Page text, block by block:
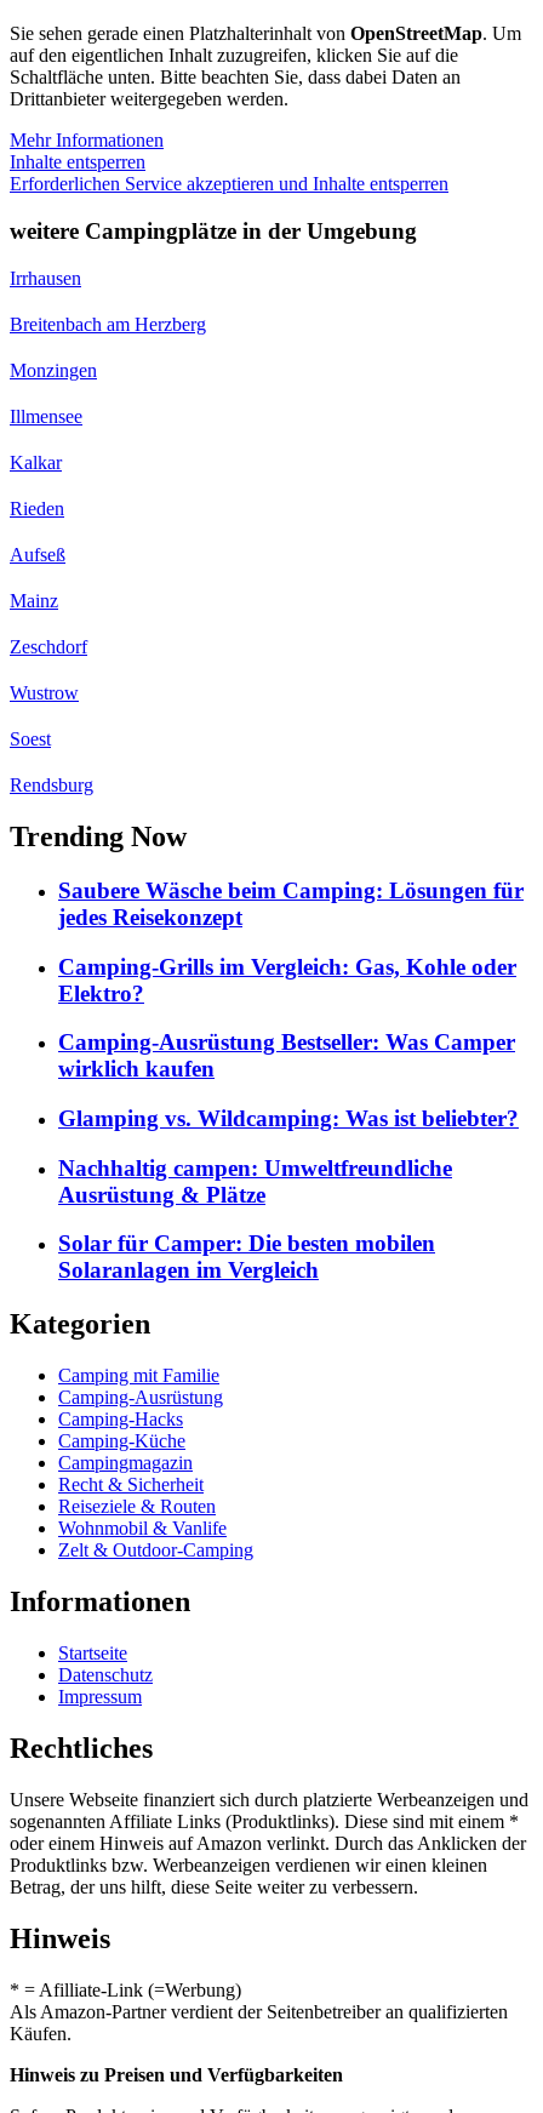
Sie sehen gerade einen Platzhalterinhalt von OpenStreetMap. Um
auf den eigentlichen Inhalt zuzugreifen, klicken Sie auf die
Schaltfläche unten. Bitte beachten Sie, dass dabei Daten an
Drittanbieter weitergegeben werden.
Mehr Informationen
Inhalte entsperren
Erforderlichen Service akzeptieren und Inhalte entsperren
weitere Campingplätze in der Umgebung
Irrhausen
Breitenbach am Herzberg
Monzingen
Illmensee
Kalkar
Rieden
Aufseß
Mainz
Zeschdorf
Wustrow
Soest
Rendsburg
Trending Now
Saubere Wäsche beim Camping: Lösungen für
jedes Reisekonzept
Camping-Grills im Vergleich: Gas, Kohle oder
Elektro?
Camping-Ausrüstung Bestseller: Was Camper
wirklich kaufen
Glamping vs. Wildcamping: Was ist beliebter?
Nachhaltig campen: Umweltfreundliche
Ausrüstung & Plätze
Solar für Camper: Die besten mobilen
Solaranlagen im Vergleich
Kategorien
Camping mit Familie
Camping-Ausrüstung
Camping-Hacks
Camping-Küche
Campingmagazin
Recht & Sicherheit
Reiseziele & Routen
Wohnmobil & Vanlife
Zelt & Outdoor-Camping
Informationen
Startseite
Datenschutz
Impressum
Rechtliches
Unsere Webseite finanziert sich durch platzierte Werbeanzeigen und
sogenannten Affiliate Links (Produktlinks). Diese sind mit einem *
oder einem Hinweis auf Amazon verlinkt. Durch das Anklicken der
Produktlinks bzw. Werbeanzeigen verdienen wir einen kleinen
Betrag, der uns hilft, diese Seite weiter zu verbessern.
Hinweis
* = Afilliate-Link (=Werbung)
Als Amazon-Partner verdient der Seitenbetreiber an qualifizierten
Käufen.
Hinweis zu Preisen und Verfügbarkeiten